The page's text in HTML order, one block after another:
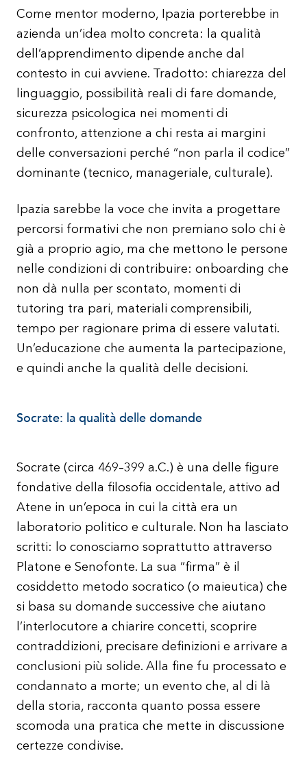
Come mentor moderno, Ipazia porterebbe in
azienda un’idea molto concreta: la qualità
dell’apprendimento dipende anche dal
contesto in cui avviene. Tradotto: chiarezza del
linguaggio, possibilità reali di fare domande,
sicurezza psicologica nei momenti di
confronto, attenzione a chi resta ai margini
delle conversazioni perché “non parla il codice”
dominante (tecnico, manageriale, culturale).
Ipazia sarebbe la voce che invita a progettare
percorsi formativi che non premiano solo chi è
già a proprio agio, ma che mettono le persone
nelle condizioni di contribuire: onboarding che
non dà nulla per scontato, momenti di
tutoring tra pari, materiali comprensibili,
tempo per ragionare prima di essere valutati.
Un’educazione che aumenta la partecipazione,
e quindi anche la qualità delle decisioni.
Socrate: la qualità delle domande
Socrate (circa 469–399 a.C.) è una delle figure
fondative della filosofia occidentale, attivo ad
Atene in un’epoca in cui la città era un
laboratorio politico e culturale. Non ha lasciato
scritti: lo conosciamo soprattutto attraverso
Platone e Senofonte. La sua “firma” è il
cosiddetto metodo socratico (o maieutica) che
si basa su domande successive che aiutano
l’interlocutore a chiarire concetti, scoprire
contraddizioni, precisare definizioni e arrivare a
conclusioni più solide. Alla fine fu processato e
condannato a morte; un evento che, al di là
della storia, racconta quanto possa essere
scomoda una pratica che mette in discussione
certezze condivise.